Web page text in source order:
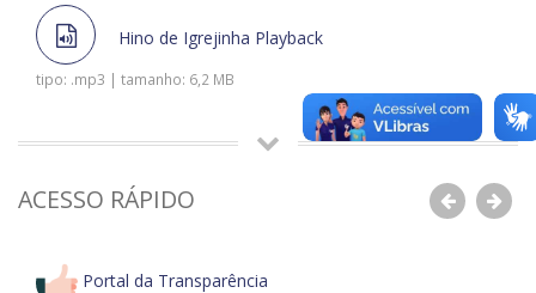
Hino de Igrejinha Playback
tipo: .mp3 | tamanho: 6,2 MB
ACESSO RÁPIDO Anterior
Portal da Transparência